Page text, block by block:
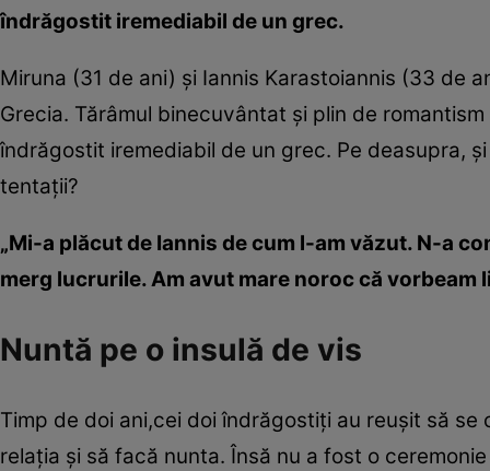
îndrăgostit iremediabil de un grec.
Miruna (31 de ani) şi Iannis Karastoiannis (33 de
Grecia. Tărâmul binecuvântat şi plin de
îndrăgostit iremediabil de un grec. Pe deasupra,
tentaţii?
„Mi-a plăcut de Iannis de cum l-am văzut. N-a
merg lucrurile. Am avut mare noroc că vorbeam
Nuntă pe o insulă de vis
Timp de doi ani,cei doi îndrăgostiţi au reuşit să
relaţia şi să facă nunta. Însă nu a fost o